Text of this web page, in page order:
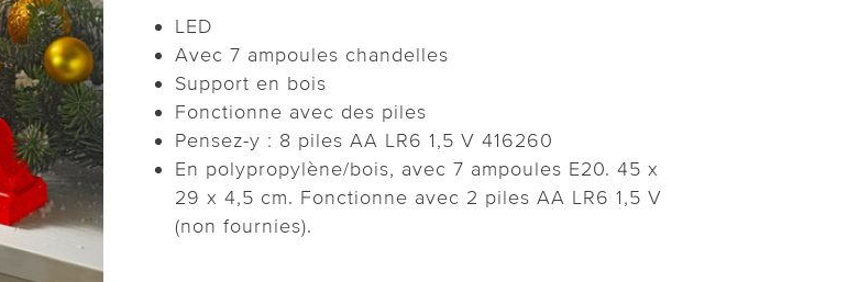
LED
Avec 7 ampoules chandelles
Support en bois
Fonctionne avec des piles
Pensez-y : 8 piles AA LR6 1,5 V 416260
En polypropylène/bois, avec 7 ampoules E20. 45 x
29 x 4,5 cm. Fonctionne avec 2 piles AA LR6 1,5 V
(non fournies).